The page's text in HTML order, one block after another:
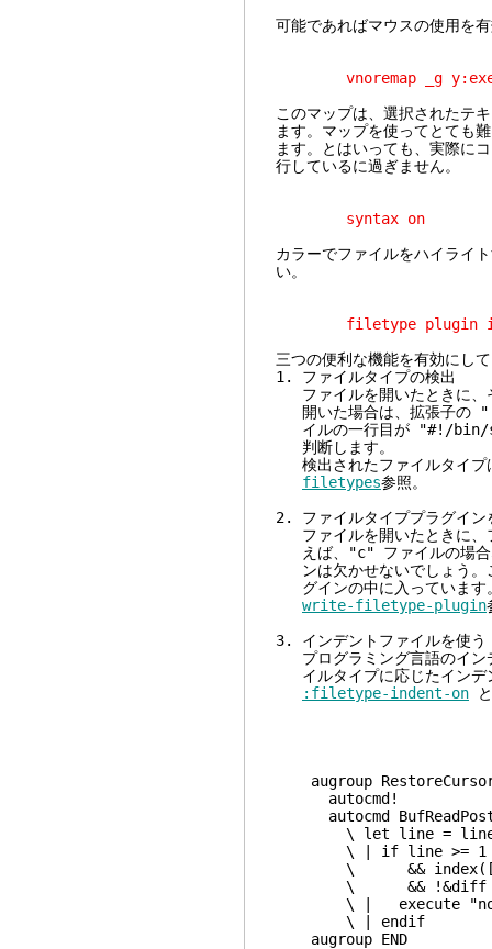
可能であればマウスの使用を
vnoremap _g y:exe
このマップは、選択されたテ
ます。マップを使ってとても
ます。とはいっても、実際に
行しているに過ぎません。
syntax on
カラーでファイルをハイライ
い。
filetype plugin
三つの便利な機能を有効にし
1. ファイルタイプの検出
ファイルを開いたときに、
開いた場合は、拡張子の
イルの一行目が "#!/bin/
判断します。
検出されたファイルタイプ
filetypes参照。
2. ファイルタイププラグイン
ファイルを開いたときに、
えば、"c" ファイルの場合
ンは欠かせないでしょう。
グインの中に入っています
write-filetype-plugin
3. インデントファイルを使う
プログラミング言語のイン
イルタイプに応じたインデ
:filetype-indent-on
augroup
autocmd!
autocmd
\ let line =
\ | if line >= 1 &&
\ &&
\ && !&diff
\ | execute
\ | endif
augroup END